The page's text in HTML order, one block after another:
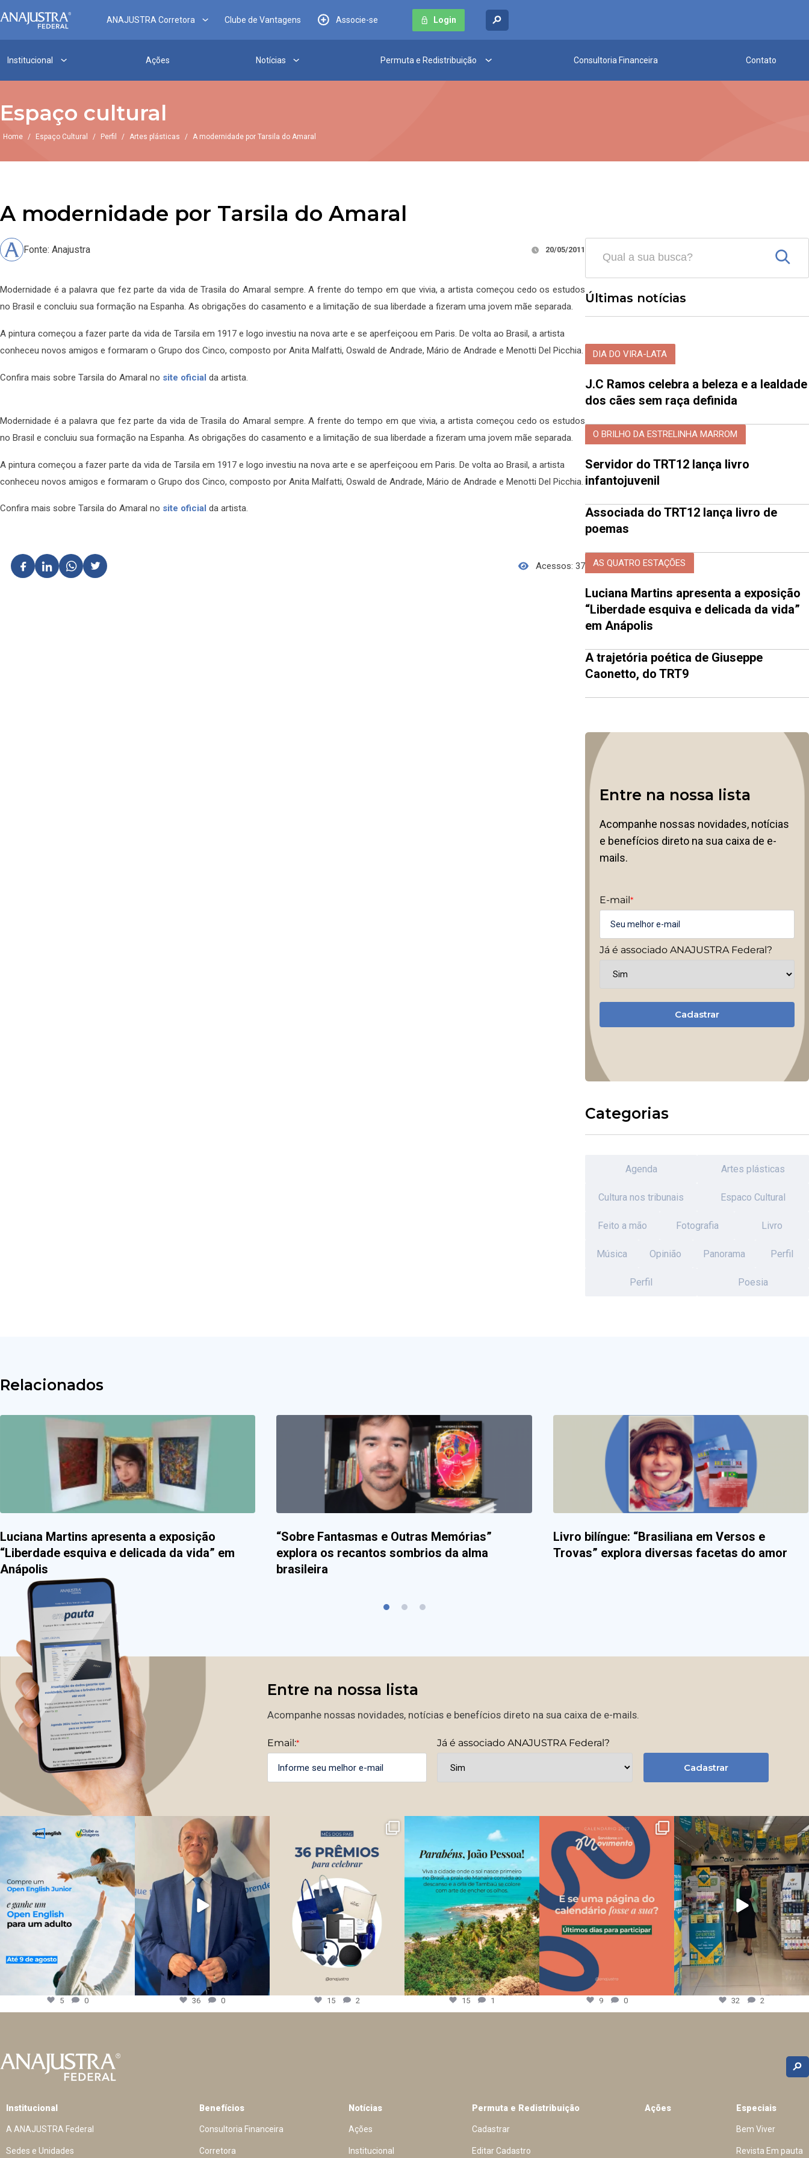
ANAJUSTRA Corretora Clube de Vantagens Associe-se Login
Institucional Ações Notícias Permuta e Redistribuição Consultoria Financeira Contato
Espaço cultural
Home / Espaço Cultural / Perfil / Artes plásticas / A modernidade por Tarsila do Amaral
A modernidade por Tarsila do Amaral
Fonte: Anajustra 20/05/2011
Modernidade é a palavra que fez parte da vida de Trasila do Amaral sempre. A frente do tempo em que vivia, a artista começou cedo os estudos
no Brasil e concluiu sua formação na Espanha. As obrigações do casamento e a limitação de sua liberdade a fizeram uma jovem mãe separada.
A pintura começou a fazer parte da vida de Tarsila em 1917 e logo investiu na nova arte e se aperfeiçoou em Paris. De volta ao Brasil, a artista
conheceu novos amigos e formaram o Grupo dos Cinco, composto por Anita Malfatti, Oswald de Andrade, Mário de Andrade e Menotti Del Picchia.
Confira mais sobre Tarsila do Amaral no site oficial da artista.
Modernidade é a palavra que fez parte da vida de Trasila do Amaral sempre. A frente do tempo em que vivia, a artista começou cedo os estudos
no Brasil e concluiu sua formação na Espanha. As obrigações do casamento e a limitação de sua liberdade a fizeram uma jovem mãe separada.
A pintura começou a fazer parte da vida de Tarsila em 1917 e logo investiu na nova arte e se aperfeiçoou em Paris. De volta ao Brasil, a artista
conheceu novos amigos e formaram o Grupo dos Cinco, composto por Anita Malfatti, Oswald de Andrade, Mário de Andrade e Menotti Del Picchia.
Confira mais sobre Tarsila do Amaral no site oficial da artista.
Acessos: 37
Últimas notícias
DIA DO VIRA-LATA
J.C Ramos celebra a beleza e a lealdade
dos cães sem raça definida
O BRILHO DA ESTRELINHA MARROM
Servidor do TRT12 lança livro
infantojuvenil
Associada do TRT12 lança livro de
poemas
AS QUATRO ESTAÇÕES
Luciana Martins apresenta a exposição
“Liberdade esquiva e delicada da vida”
em Anápolis
A trajetória poética de Giuseppe
Caonetto, do TRT9
Entre na nossa lista
Acompanhe nossas novidades, notícias
e benefícios direto na sua caixa de e-
mails.
E-mail*
Já é associado ANAJUSTRA Federal?
Cadastrar
Categorias
Agenda Artes plásticas
Cultura nos tribunais Espaco Cultural
Feito a mão Fotografia Livro
Música Opinião Panorama Perfil
Perfil Poesia
Relacionados
Luciana Martins apresenta a exposição
“Liberdade esquiva e delicada da vida” em
Anápolis
“Sobre Fantasmas e Outras Memórias”
explora os recantos sombrios da alma
brasileira
Livro bilíngue: “Brasiliana em Versos e
Trovas” explora diversas facetas do amor
Entre na nossa lista
Acompanhe nossas novidades, notícias e benefícios direto na sua caixa de e-mails.
Email:* Já é associado ANAJUSTRA Federal?
Cadastrar
5 0 36 0 15 2 15 1 9 0 32 2
Institucional
A ANAJUSTRA Federal
Sedes e Unidades
Benefícios
Consultoria Financeira
Corretora
Notícias
Ações
Institucional
Permuta e Redistribuição
Cadastrar
Editar Cadastro
Ações Especiais
Bem Viver
Revista Em pauta